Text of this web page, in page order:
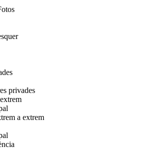
privades
a extrem